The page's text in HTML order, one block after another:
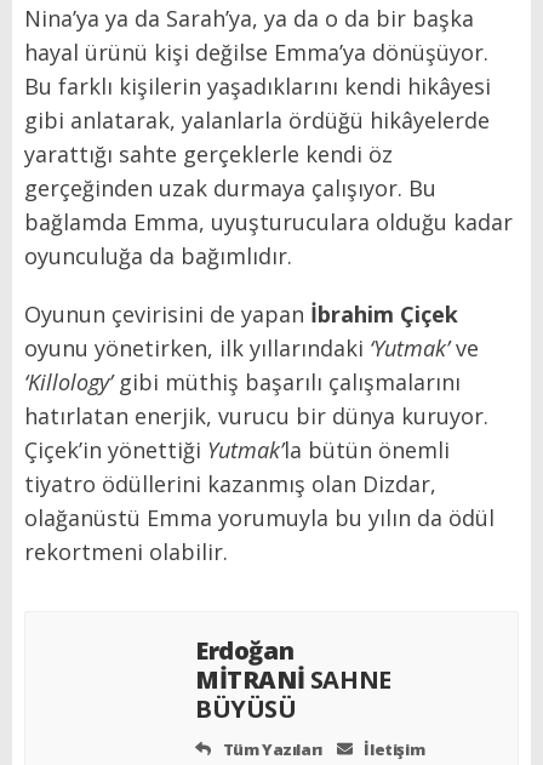
Nina’ya ya da Sarah’ya, ya da o da bir başka
hayal ürünü kişi değilse Emma’ya dönüşüyor.
Bu farklı kişilerin yaşadıklarını kendi hikâyesi
gibi anlatarak, yalanlarla ördüğü hikâyelerde
yarattığı sahte gerçeklerle kendi öz
gerçeğinden uzak durmaya çalışıyor. Bu
bağlamda Emma, uyuşturuculara olduğu kadar
oyunculuğa da bağımlıdır.
Oyunun çevirisini de yapan İbrahim Çiçek
oyunu yönetirken, ilk yıllarındaki ‘Yutmak’ve
‘Killology’gibi müthiş başarılı çalışmalarını
hatırlatan enerjik, vurucu bir dünya kuruyor.
Çiçek’in yönettiği Yutmak’la bütün önemli
tiyatro ödüllerini kazanmış olan Dizdar,
olağanüstü Emma yorumuyla bu yılın da ödül
rekortmeni olabilir.
Erdoğan
MİTRANİ SAHNE
BÜYÜSÜ
Tüm Yazıları İletişim